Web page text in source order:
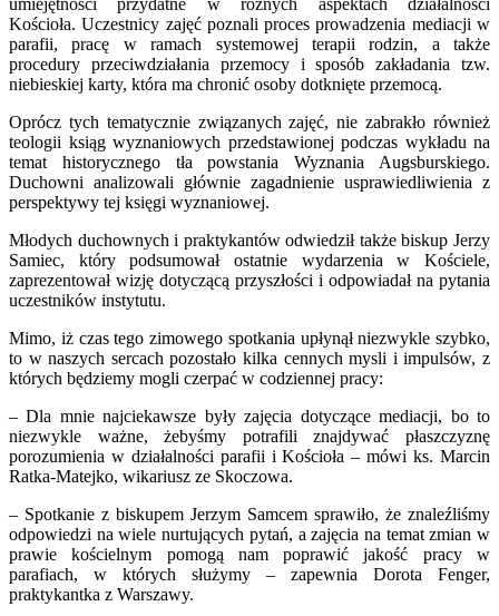
Kościoła. Uczestnicy zajęć poznali proces prowadzenia mediacji w
parafii, pracę w ramach systemowej terapii rodzin, a także
procedury przeciwdziałania przemocy i sposób zakładania tzw.
niebieskiej karty, która ma chronić osoby dotknięte przemocą.
Oprócz tych tematycznie związanych zajęć, nie zabrakło również
teologii ksiąg wyznaniowych przedstawionej podczas wykładu na
temat historycznego tła powstania Wyznania Augsburskiego.
Duchowni analizowali głównie zagadnienie usprawiedliwienia z
perspektywy tej księgi wyznaniowej.
Młodych duchownych i praktykantów odwiedził także biskup Jerzy
Samiec, który podsumował ostatnie wydarzenia w Kościele,
zaprezentował wizję dotyczącą przyszłości i odpowiadał na pytania
uczestników instytutu.
Mimo, iż czas tego zimowego spotkania upłynął niezwykle szybko,
to w naszych sercach pozostało kilka cennych mysli i impulsów, z
których będziemy mogli czerpać w codziennej pracy:
– Dla mnie najciekawsze były zajęcia dotyczące mediacji, bo to
niezwykle ważne, żebyśmy potrafili znajdywać płaszczyznę
porozumienia w działalności parafii i Kościoła – mówi ks. Marcin
Ratka-Matejko, wikariusz ze Skoczowa.
– Spotkanie z biskupem Jerzym Samcem sprawiło, że znaleźliśmy
odpowiedzi na wiele nurtujących pytań, a zajęcia na temat zmian w
prawie kościelnym pomogą nam poprawić jakość pracy w
parafiach, w których służymy – zapewnia Dorota Fenger,
praktykantka z Warszawy.